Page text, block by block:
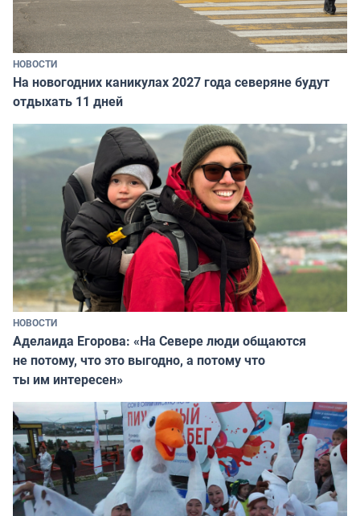
НОВОСТИ
На новогодних каникулах 2027 года северяне будут
отдыхать 11 дней
НОВОСТИ
Аделаида Егорова: «На Севере люди общаются
не потому, что это выгодно, а потому что
ты им интересен»